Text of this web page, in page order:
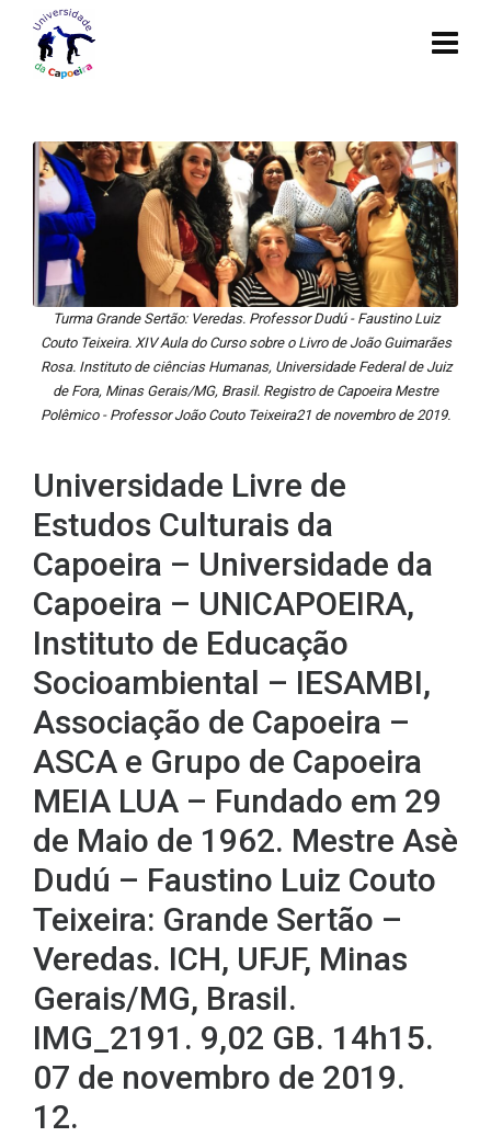
Turma Grande Sertão: Veredas. Professor Dudú - Faustino Luiz
Couto Teixeira. XIV Aula do Curso sobre o Livro de João Guimarães
Rosa. Instituto de ciências Humanas, Universidade Federal de Juiz
de Fora, Minas Gerais/MG, Brasil. Registro de Capoeira Mestre
Polêmico - Professor João Couto Teixeira21 de novembro de 2019.
Universidade Livre de
Estudos Culturais da
Capoeira – Universidade da
Capoeira – UNICAPOEIRA,
Instituto de Educação
Socioambiental – IESAMBI,
Associação de Capoeira –
ASCA e Grupo de Capoeira
MEIA LUA – Fundado em 29
de Maio de 1962. Mestre Asè
Dudú – Faustino Luiz Couto
Teixeira: Grande Sertão –
Veredas. ICH, UFJF, Minas
Gerais/MG, Brasil.
IMG_2191. 9,02 GB. 14h15.
07 de novembro de 2019.
12.